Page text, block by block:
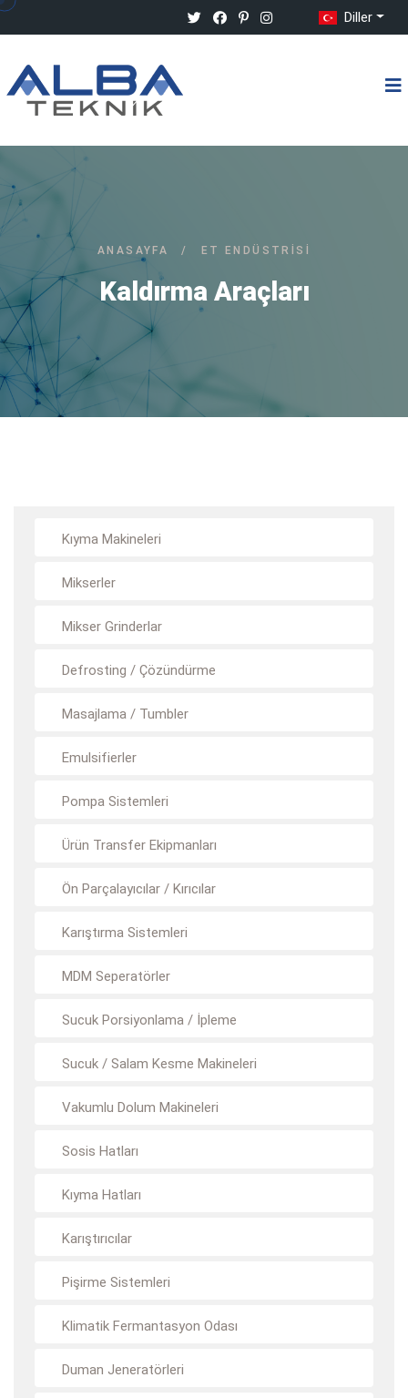
Diller
ANASAYFA / ET ENDÜSTRISI
Kaldırma Araçları
Kıyma Makineleri
Mikserler
Mikser Grinderlar
Defrosting / Çözündürme
Masajlama / Tumbler
Emulsifierler
Pompa Sistemleri
Ürün Transfer Ekipmanları
Ön Parçalayıcılar / Kırıcılar
Karıştırma Sistemleri
MDM Seperatörler
Sucuk Porsiyonlama / İpleme
Sucuk / Salam Kesme Makineleri
Vakumlu Dolum Makineleri
Sosis Hatları
Kıyma Hatları
Karıştırıcılar
Pişirme Sistemleri
Klimatik Fermantasyon Odası
Duman Jeneratörleri